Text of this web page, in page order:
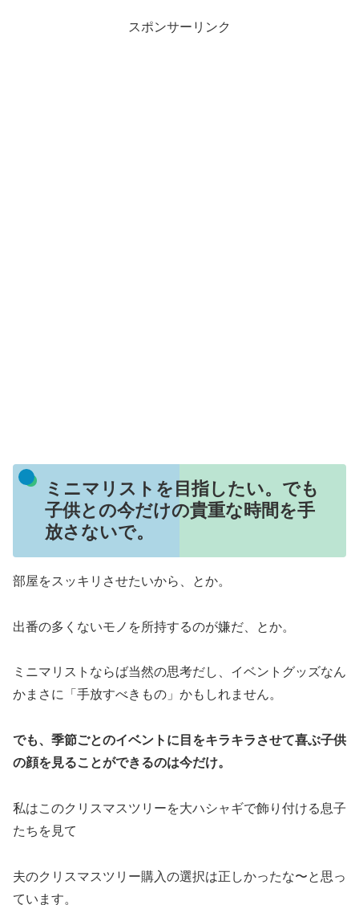
スポンサーリンク
ミニマリストを目指したい。でも
子供との今だけの貴重な時間を手
放さないで。
部屋をスッキリさせたいから、とか。
出番の多くないモノを所持するのが嫌だ、とか。
ミニマリストならば当然の思考だし、イベントグッズなん
かまさに「手放すべきもの」かもしれません。
でも、季節ごとのイベントに目をキラキラさせて喜ぶ子供
の顔を見ることができるのは今だけ。
私はこのクリスマスツリーを大ハシャギで飾り付ける息子
たちを見て
夫のクリスマスツリー購入の選択は正しかったな〜と思っ
ています。